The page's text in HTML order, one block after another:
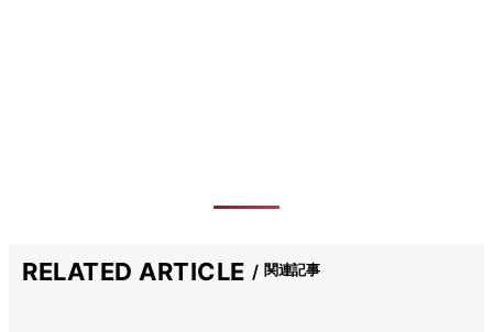
RELATED ARTICLE 関連記事